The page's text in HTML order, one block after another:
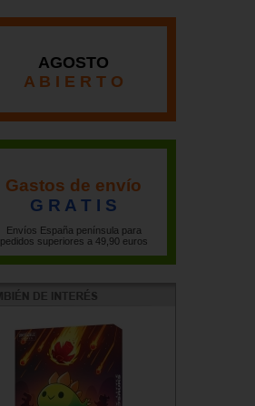
AGOSTO
A B I E R T O
Gastos de envío
G R A T I S
Envíos España península para
pedidos superiores a 49,90 euros